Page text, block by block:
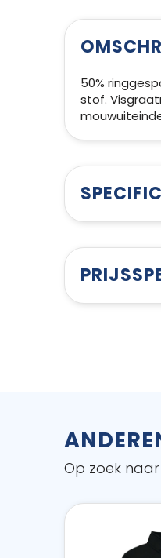
50%
stof.
Op zoek